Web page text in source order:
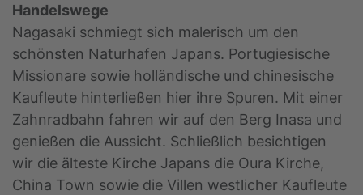
Handelswege
Nagasaki schmiegt sich malerisch um den
schönsten Naturhafen Japans. Portugiesische
Missionare sowie holländische und chinesische
Kaufleute hinterließen hier ihre Spuren. Mit einer
Zahnradbahn fahren wir auf den Berg Inasa und
genießen die Aussicht. Schließlich besichtigen
wir die älteste Kirche Japans die Oura Kirche,
China Town sowie die Villen westlicher Kaufleute